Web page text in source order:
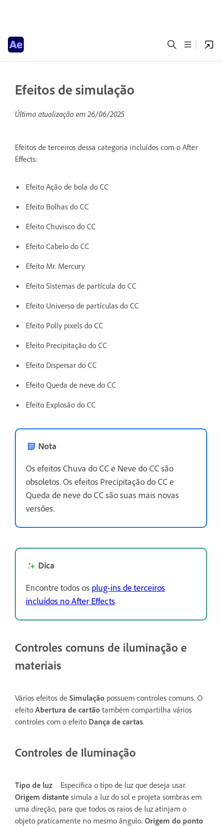
Efeitos de simulação
Última atualização em26/06/2025
Efeitos de terceiros dessa categoria incluídos com o After
Effects:
Efeito Ação de bola do CC
Efeito Bolhas do CC
Efeito Chuvisco do CC
Efeito Cabelo do CC
Efeito Mr. Mercury
Efeito Sistemas de partícula do CC
Efeito Universo de partículas do CC
Efeito Polly pixels do CC
Efeito Precipitação do CC
Efeito Dispersar do CC
Efeito Queda de neve do CC
Efeito Explosão do CC
Nota
Os efeitos Chuva do CC e Neve do CC são
obsoletos. Os efeitos Precipitação do CC e
Queda de neve do CC são suas mais novas
versões.
Dica
Encontre todos os plug-ins de terceiros
incluídos no After Effects.
Controles comuns de iluminação e
materiais
Vários efeitos de Simulação possuem controles comuns. O
efeito Abertura de cartão também compartilha vários
controles com o efeito Dança de cartas.
Controles de Iluminação
Tipo de luz
Especifica o tipo de luz que deseja usar.
Origem distante simula a luz do sol e projeta sombras em
uma direção, para que todos os raios de luz atinjam o
objeto praticamente no mesmo ângulo. Origem do ponto